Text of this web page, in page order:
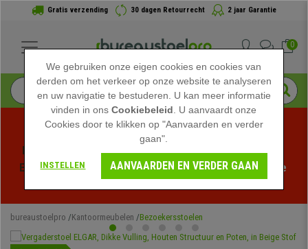
Gratis verzending 30 dagen Retourrecht 2 jaar Garantie
0
Profiteer van de Zomeruitverkoop bij bureaustoelpro!
Exclusieve kortingen voor een beperkte tijd - Bekijk de
bureaustoelpro Kantoormeubelen Bezoekersstoelen
We gebruiken onze eigen cookies en cookies van
derden om het verkeer op onze website te analyseren
en uw navigatie te bestuderen. U kan meer informatie
vinden in onsCookiebeleid . U aanvaardt onze
Cookies door te klikken op "Aanvaarden en verder
gaan".
INSTELLEN AANVAARDEN EN VERDER GAAN